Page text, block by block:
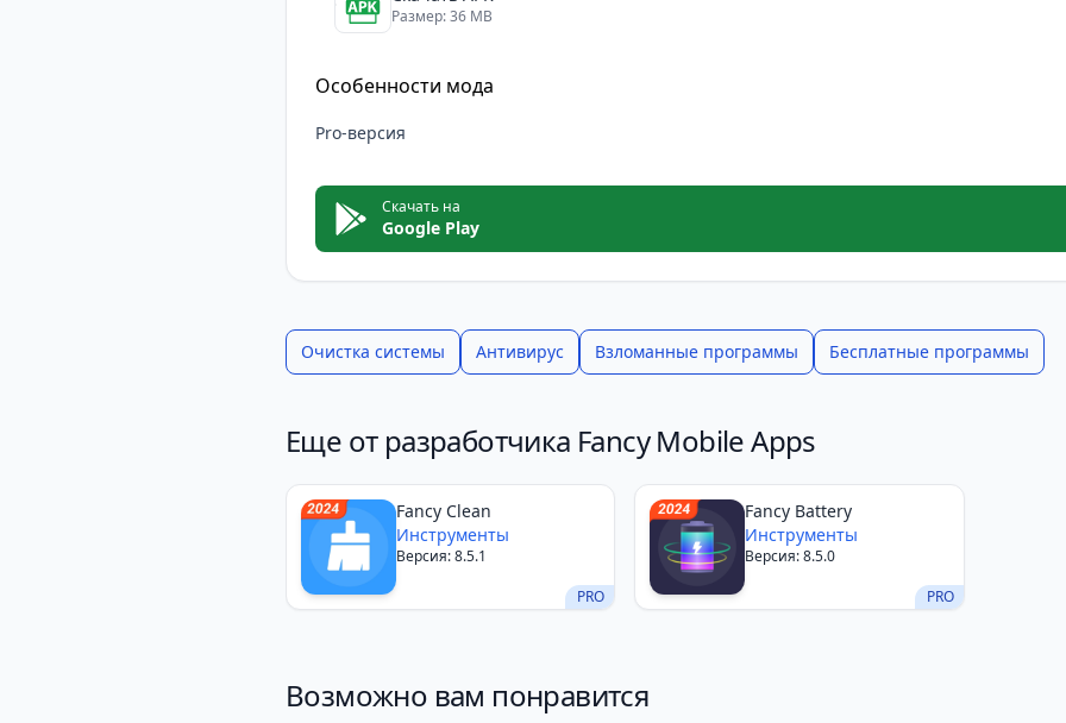
Размер: 36 MB
Особенности мода
Pro-версия
Скачать на
Google Play
Очистка системы Антивирус Взломанные программы Бесплатные программы
Еще от разработчика Fancy Mobile Apps
PRO
Fancy Clean
Инструменты
Версия: 8.5.1
PRO
Fancy Battery
Инструменты
Версия: 8.5.0
Возможно вам понравится